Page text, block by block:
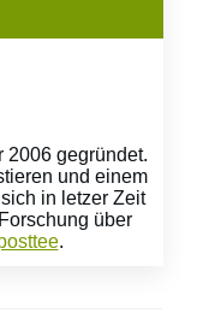
2006 gegründet.
und einem
in letzer Zeit
über
.